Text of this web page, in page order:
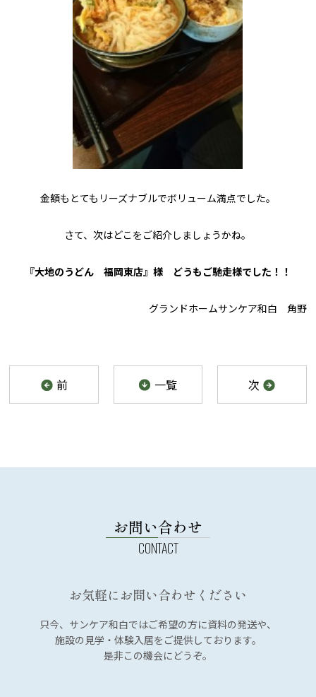
金額もとてもリーズナブルでボリューム満点でした。
さて、次はどこをご紹介しましょうかね。
『大地のうどん 福岡東店』様 どうもご馳走様でした！！
グランドホームサンケア和白 角野
前 一覧 次
お問い合わせ
お気軽にお問い合わせください
只今、サンケア和白ではご希望の方に資料の発送や、
施設の見学・体験入居をご提供しております。
是非この機会にどうぞ。